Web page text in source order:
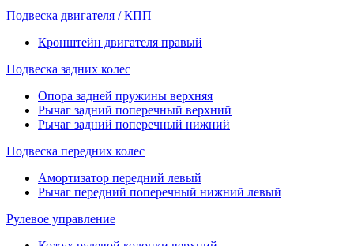
Подвеска двигателя / КПП
Кронштейн двигателя правый
Подвеска задних колес
Опора задней пружины верхняя
Рычаг задний поперечный верхний
Рычаг задний поперечный нижний
Подвеска передних колес
Амортизатор передний левый
Рычаг передний поперечный нижний левый
Рулевое управление